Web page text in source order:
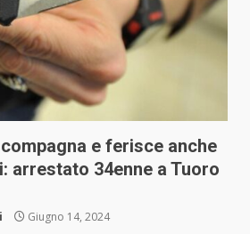
e ferisce anche
arrestato 34enne a Tuoro
Giugno 14, 2024